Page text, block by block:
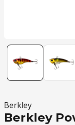
Berkley
Berkley